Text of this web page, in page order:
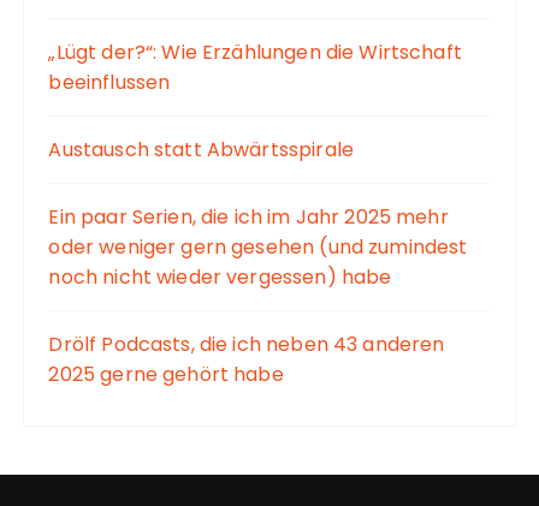
„Lügt der?“: Wie Erzählungen die Wirtschaft
beeinflussen
Austausch statt Abwärtsspirale
Ein paar Serien, die ich im Jahr 2025 mehr
oder weniger gern gesehen (und zumindest
noch nicht wieder vergessen) habe
Drölf Podcasts, die ich neben 43 anderen
2025 gerne gehört habe